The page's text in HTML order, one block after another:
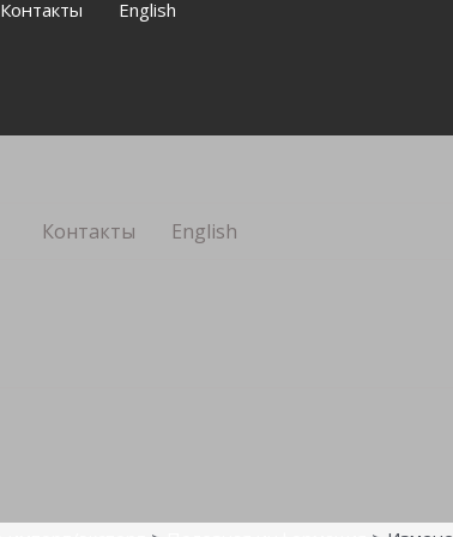
Контакты English
Контакты English